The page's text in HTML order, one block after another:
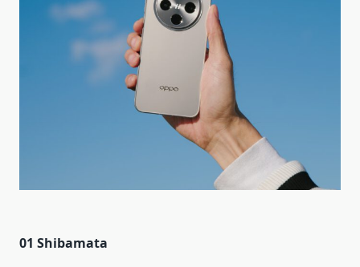
01 Shibamata